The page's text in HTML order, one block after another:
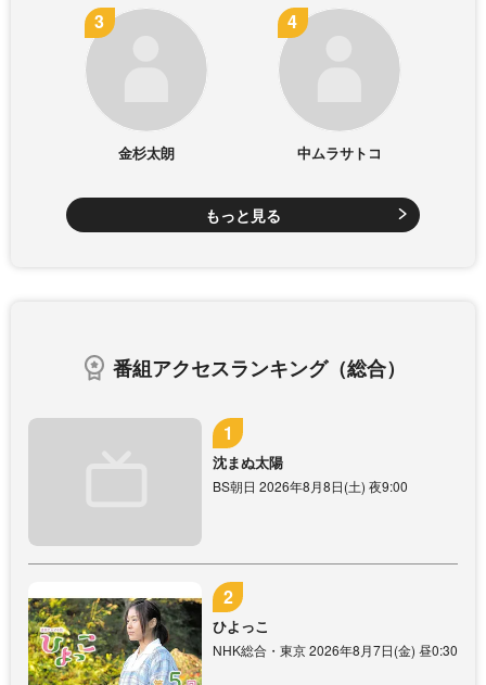
金杉太朗 中ムラサトコ
もっと見る
番組アクセスランキング（総合）
沈まぬ太陽
BS朝日 2026年8月8日(土) 夜9:00
ひよっこ
NHK総合・東京 2026年8月7日(金) 昼0:30